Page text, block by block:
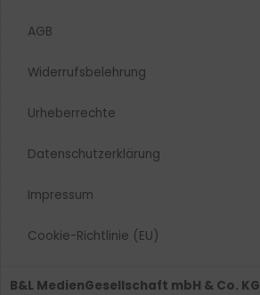
AGB
Widerrufsbelehrung
Urheberrechte​
Datenschutzerklärung
Impressum
Cookie-Richtlinie (EU)
B&L MedienGesellschaft mbH & Co. KG